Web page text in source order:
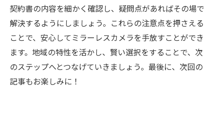
契約書の内容を細かく確認し、疑問点があればその場で
解決するようにしましょう。これらの注意点を押さえる
ことで、安心してミラーレスカメラを手放すことができ
ます。地域の特性を活かし、賢い選択をすることで、次
のステップへとつなげていきましょう。最後に、次回の
記事もお楽しみに！